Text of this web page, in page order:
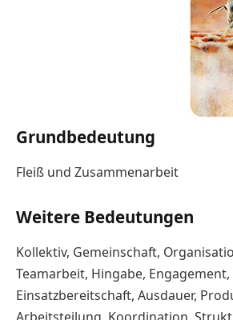
Grundbedeutung
Fleiß und Zusammenarbeit
Weitere Bedeutungen
Kollektiv, Gemeinschaft,
Teamarbeit, Hingabe,
Einsatzbereitschaft, Ausdauer,